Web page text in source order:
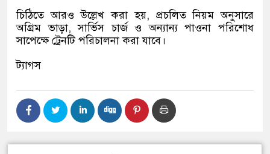
চিঠিতে আরও উল্লেখ করা হয়, প্রচলিত নিয়ম অনুসারে
অগ্রিম ভাড়া, সার্ভিস চার্জ ও অন্যান্য পাওনা পরিশোধ
সাপেক্ষে ট্রেনটি পরিচালনা করা যাবে।
ট্যাগস